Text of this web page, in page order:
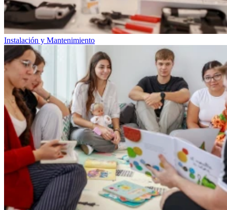
Instalación y Mantenimiento